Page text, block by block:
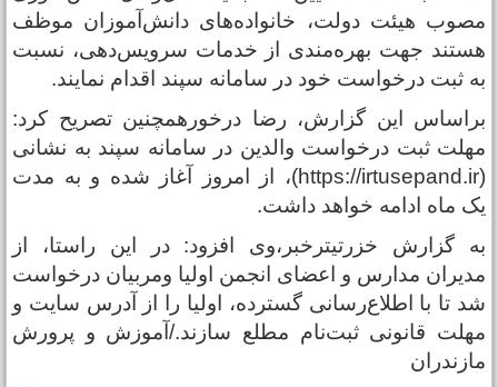
هیئت دولت، خانواده‌های دانش‌آموزان موظف
جهت بهره‌مندی از خدمات سرویس‌دهی، نسبت
ثبت درخواست خود در سامانه سپند اقدام نمایند.
این گزارش، رضا درخورهمچنین تصریح کرد:
ثبت درخواست والدین در سامانه سپند به نشانی
(https://irtusepand.ir)، از امروز آغاز شده و به مدت
ماه ادامه خواهد داشت.
گزارش خزرتیترخبر،وی افزود: در این راستا، از
مدارس و اعضای انجمن اولیا ومربیان درخواست
تا با اطلاع‌رسانی گسترده، اولیا را از آدرس سایت و
قانونی ثبت‌نام مطلع سازند./آموزش و پرورش